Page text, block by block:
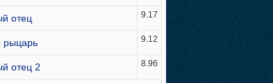
отец 9.17
9.12
отец 2 8.96